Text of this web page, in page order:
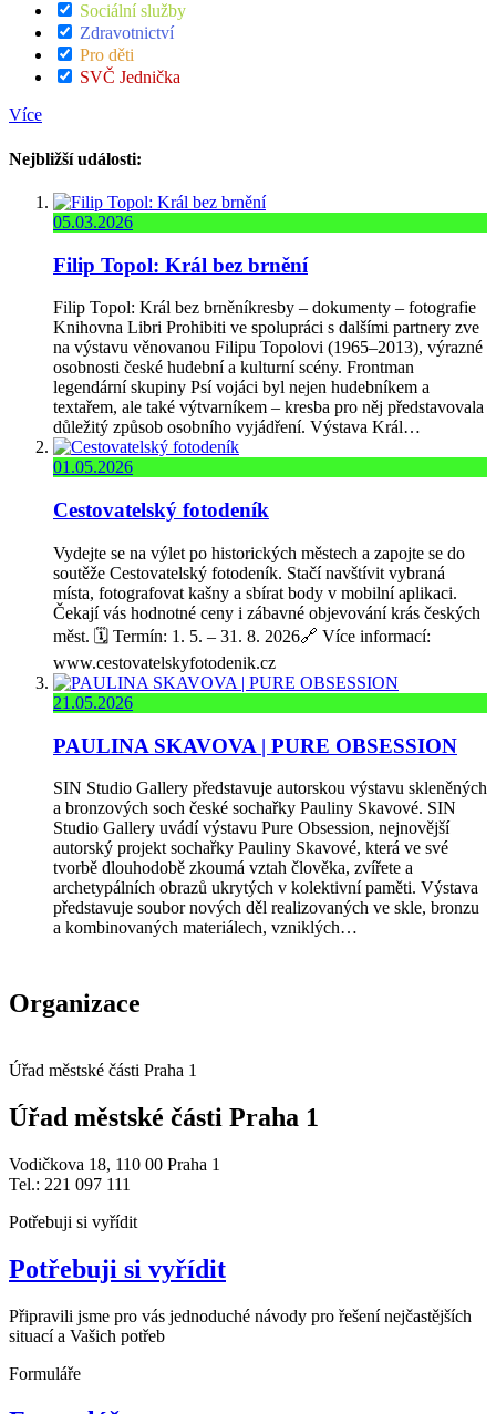
Sociální služby
Zdravotnictví
Pro děti
SVČ Jednička
Více
Nejbližší události:
05.03.2026
Filip Topol: Král bez brnění
Filip Topol: Král bez brněníkresby – dokumenty – fotografie
Knihovna Libri Prohibiti ve spolupráci s dalšími partnery zve
na výstavu věnovanou Filipu Topolovi (1965–2013), výrazné
osobnosti české hudební a kulturní scény. Frontman
legendární skupiny Psí vojáci byl nejen hudebníkem a
textařem, ale také výtvarníkem – kresba pro něj představovala
důležitý způsob osobního vyjádření. Výstava Král…
01.05.2026
Cestovatelský fotodeník
Vydejte se na výlet po historických městech a zapojte se do
soutěže Cestovatelský fotodeník. Stačí navštívit vybraná
místa, fotografovat kašny a sbírat body v mobilní aplikaci.
Čekají vás hodnotné ceny i zábavné objevování krás českých
měst. 🗓️ Termín: 1. 5. – 31. 8. 2026🔗 Více informací:
www.cestovatelskyfotodenik.cz
21.05.2026
PAULINA SKAVOVA | PURE OBSESSION
SIN Studio Gallery představuje autorskou výstavu skleněných
a bronzových soch české sochařky Pauliny Skavové. SIN
Studio Gallery uvádí výstavu Pure Obsession, nejnovější
autorský projekt sochařky Pauliny Skavové, která ve své
tvorbě dlouhodobě zkoumá vztah člověka, zvířete a
archetypálních obrazů ukrytých v kolektivní paměti. Výstava
představuje soubor nových děl realizovaných ve skle, bronzu
a kombinovaných materiálech, vzniklých…
Organizace
Úřad městské části Praha 1
Úřad městské části Praha 1
Vodičkova 18, 110 00 Praha 1
Tel.: 221 097 111
Potřebuji si vyřídit
Potřebuji si vyřídit
Připravili jsme pro vás jednoduché návody pro řešení nejčastějších
situací a Vašich potřeb
Formuláře